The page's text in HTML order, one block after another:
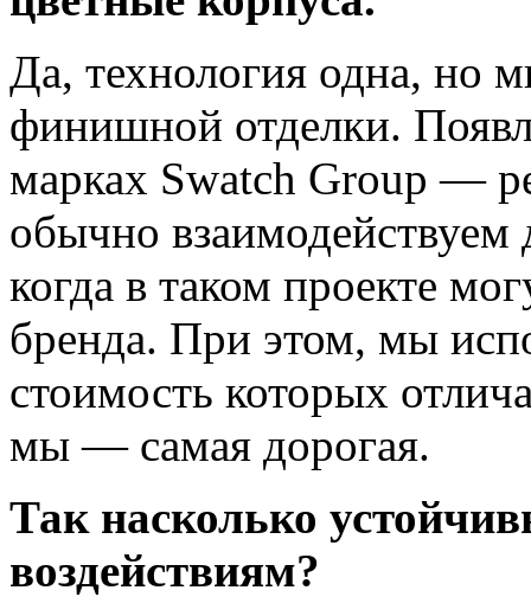
Да, технология одна, но
финишной отделки.
марках Swatch Group —
обычно
когда в таком проекте
бренда. При этом, мы
стоимость которых
мы — самая дорогая.
Так насколько
воздействиям?